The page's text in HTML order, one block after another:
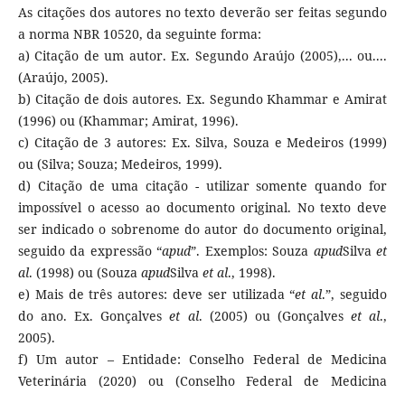
As citações dos autores no texto deverão ser feitas segundo
a norma NBR 10520, da seguinte forma:
a) Citação de um autor. Ex. Segundo Araújo (2005),... ou....
(Araújo, 2005).
b) Citação de dois autores. Ex. Segundo Khammar e Amirat
(1996) ou (Khammar; Amirat, 1996).
c) Citação de 3 autores: Ex. Silva, Souza e Medeiros (1999)
ou (Silva; Souza; Medeiros, 1999).
d) Citação de uma citação - utilizar somente quando for
impossível o acesso ao documento original. No texto deve
ser indicado o sobrenome do autor do documento original,
seguido da expressão “apud”. Exemplos: Souza apudSilvaet
al. (1998) ou (Souza apudSilva et al., 1998).
e) Mais de três autores: deve ser utilizada “et al.”, seguido
do ano. Ex. Gonçalveset al. (2005) ou (Gonçalves et al.,
2005).
f) Um autor – Entidade: Conselho Federal de Medicina
Veterinária (2020) ou (Conselho Federal de Medicina